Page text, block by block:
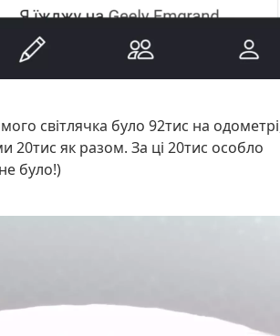
світлячка було 92тис на
20тис як разом. За ці 20тис особло
було!)